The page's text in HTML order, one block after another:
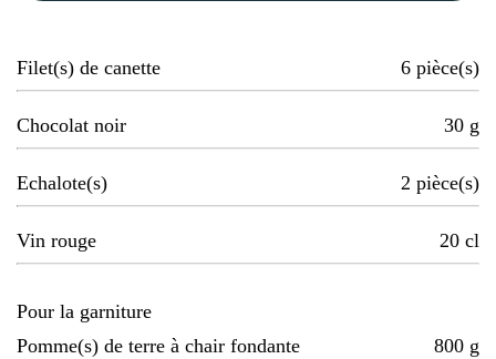
Filet(s) de canette 6 pièce(s)
Chocolat noir 30 g
Echalote(s) 2 pièce(s)
Vin rouge 20 cl
Pour la garniture
Pomme(s) de terre à chair fondante
800 g